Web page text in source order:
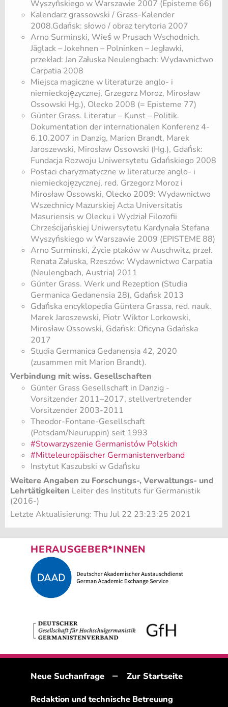
Wyszyńskiego w Warszawie 2007 (Episteme 66)
Kalendarz grassowski / Grass-Kalender
2008.Gdańsk: słowo / obraz terytoria 2007
Arno Surminski, Wieś w Prusach Wschodnich.
Jäglack – Jokehnen – Polninken – Jegławki,
przekład: Jan Załuska Neulengbach: Wydawnictwo
Carpatia 2008
Miejsca magiczne w literaturze anglo- i
niemieckojęzycznej, Grzegorz Moroz, Mirosław
Ossowski Hg.), Olecko 2008 (= Episteme 77)
Günter Grass. Literatur – Kunst – Politik.
Dokumentation der internationalen Konferenz 4-
6.10.2007 in Danzig, Marion Brandt, Marek
Jaroszewski, Mirosław Ossowski (Hg.), Gdańsk:
Fundacja Rozwoju Uniwersytetu Gdańskiego 2008
Postaci charyzmatyczne w literaturze anglo- i
niemieckojęzycznej, red. Grzegorz Moroz i
Mirosław Ossowski, Olecko 2009: Wydawnictwo
Wszechnicy Mazurskiej Acta Universitatis
Masuriensis w Olecku i Wydział Filozofii
Chrześcijańskiej Uniwersytetu Kardynała Stefana
Wyszyńskiego w Warszawie 2009 (EPISTEME 88)
Arno Surminski, Życie ptaków w Auschwitz, przeł.
Renata Załuska, Rzeszów: Wydawnictwo Carpatia
(Neulengbach, Austria) 2011
Günter Grass. Werk und Rezeption (Studia
Germanica Gedanensia 28), Gdańsk 2013
Gdańska encyklopedia Güntera Grassa, red. nauk.
Marek Jaroszewski, Piotr Wiktor Lorkowski,
Mirosław Ossowski, Gdańsk: Oficyna Gdańska
2017
Studia Germanica Gedanensia 42, 2020
(zusammen mit Marion Brandt).
Verbindung mit wiss. Gesellschaften
Günter Grass Gesellschaft in Danzig -
Vorsitzender 2011–2017, stellvertretender
Vorsitzender 2003-2011
Theodor-Fontane-Gesellschaft
(Potsdam/Neuruppin) seit 1993
#Stowarzyszenie Germanistów Polskich
#Mitteleuropäischer Germanistenverband
Instytut Kaszubski w Gdańsku
Weitere Angaben zu Forschungs-, Verwaltungs- und
Lehrtätigkeiten Leiter des Instituts für Germanistik
(2016-)
Letzte Aktualisierung: Thu Jul 22 23:23:25 2021
HERAUSGEBER*INNEN
Neue Suchanfrage – Zur Startseite
Redaktion und technische Betreuung